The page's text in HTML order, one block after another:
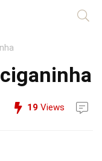
19 Views